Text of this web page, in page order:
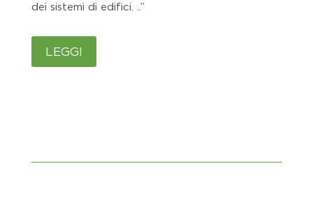
dei sistemi di edifici.
..”
LEGGI